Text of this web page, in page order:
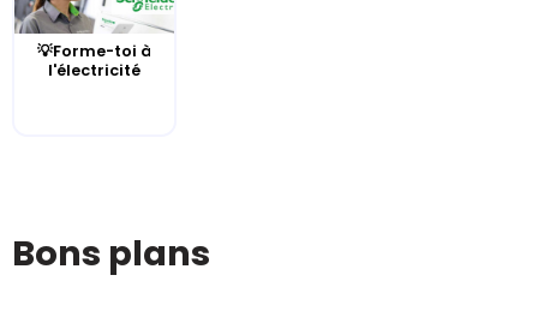
💡Forme-toi à
l'électricité
Bons plans